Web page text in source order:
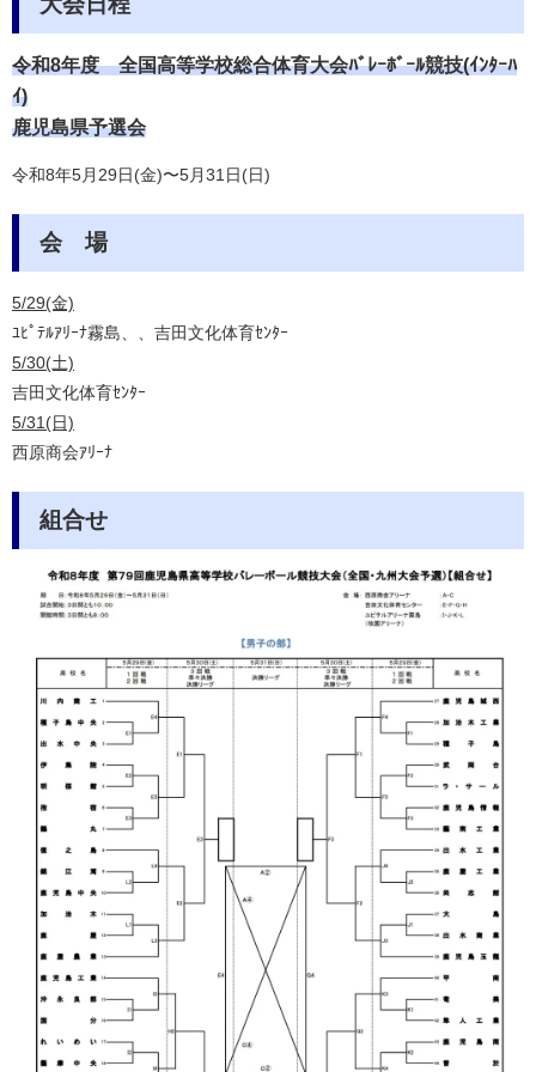
令和8年度全国高等学校総合体育大会ﾊﾞﾚｰﾎﾞｰﾙ競技(ｲﾝﾀｰﾊ
ｲ)
鹿児島県予選会
令和8年5月29日(金)〜5月31日(日)
会 場
5/29(金)
ﾕﾋﾟﾃﾙｱﾘｰﾅ霧島、、吉田文化体育ｾﾝﾀｰ
5/30(土)
吉田文化体育ｾﾝﾀｰ
5/31(日)
西原商会ｱﾘｰﾅ
組合せ